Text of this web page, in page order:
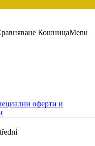
КошницаMenu
оферти и